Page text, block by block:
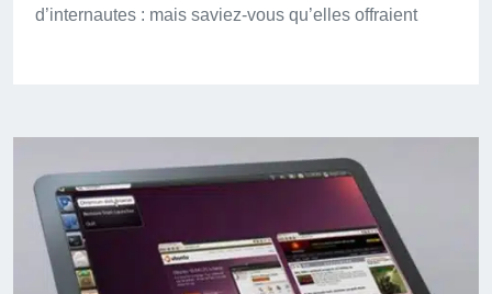
d’internautes : mais saviez-vous qu’elles offraient